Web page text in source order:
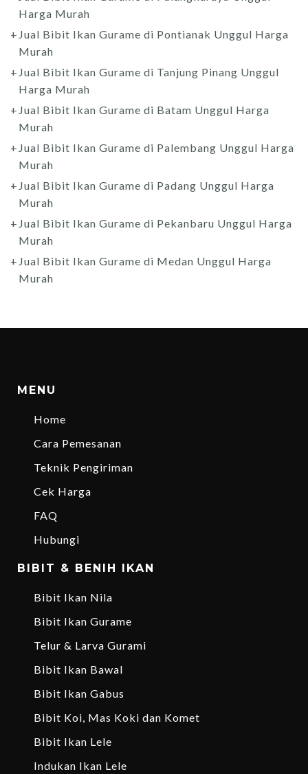
Harga Murah
Jual Bibit Ikan Gurame di Pontianak Unggul Harga
Murah
Jual Bibit Ikan Gurame di Tanjung Pinang Unggul
Harga Murah
Jual Bibit Ikan Gurame di Batam Unggul Harga
Murah
Jual Bibit Ikan Gurame di Palembang Unggul Harga
Murah
Jual Bibit Ikan Gurame di Padang Unggul Harga
Murah
Jual Bibit Ikan Gurame di Pekanbaru Unggul Harga
Murah
Jual Bibit Ikan Gurame di Medan Unggul Harga
Murah
MENU
Home
Cara Pemesanan
Teknik Pengiriman
Cek Harga
FAQ
Hubungi
BIBIT & BENIH IKAN
Bibit Ikan Nila
Bibit Ikan Gurame
Telur & Larva Gurami
Bibit Ikan Bawal
Bibit Ikan Gabus
Bibit Koi, Mas Koki dan Komet
Bibit Ikan Lele
Indukan Ikan Lele